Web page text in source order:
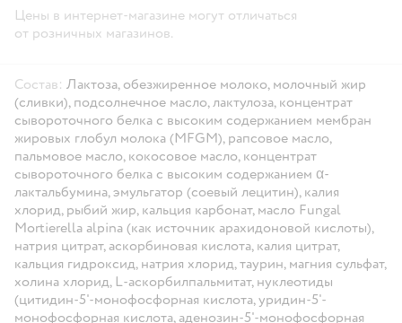
Цены в интернет-магазине могут отличаться
от розничных магазинов.
Состав: Лактоза, обезжиренное молоко, молочный жир
(сливки), подсолнечное масло, лактулоза, концентрат
сывороточного белка с высоким содержанием мембран
жировых глобул молока (MFGM), рапсовое масло,
пальмовое масло, кокосовое масло, концентрат
сывороточного белка с высоким содержанием α-
лактальбумина, эмульгатор (соевый лецитин), калия
хлорид, рыбий жир, кальция карбонат, масло Fungal
Mortierella alpina (как источник арахидоновой кислоты),
натрия цитрат, аскорбиновая кислота, калия цитрат,
кальция гидроксид, натрия хлорид, таурин, магния сульфат,
холина хлорид, L-аскорбилпальмитат, нуклеотиды
(цитидин-5'-монофосфорная кислота, уридин-5'-
монофосфорная кислота, аденозин-5'-монофосфорная